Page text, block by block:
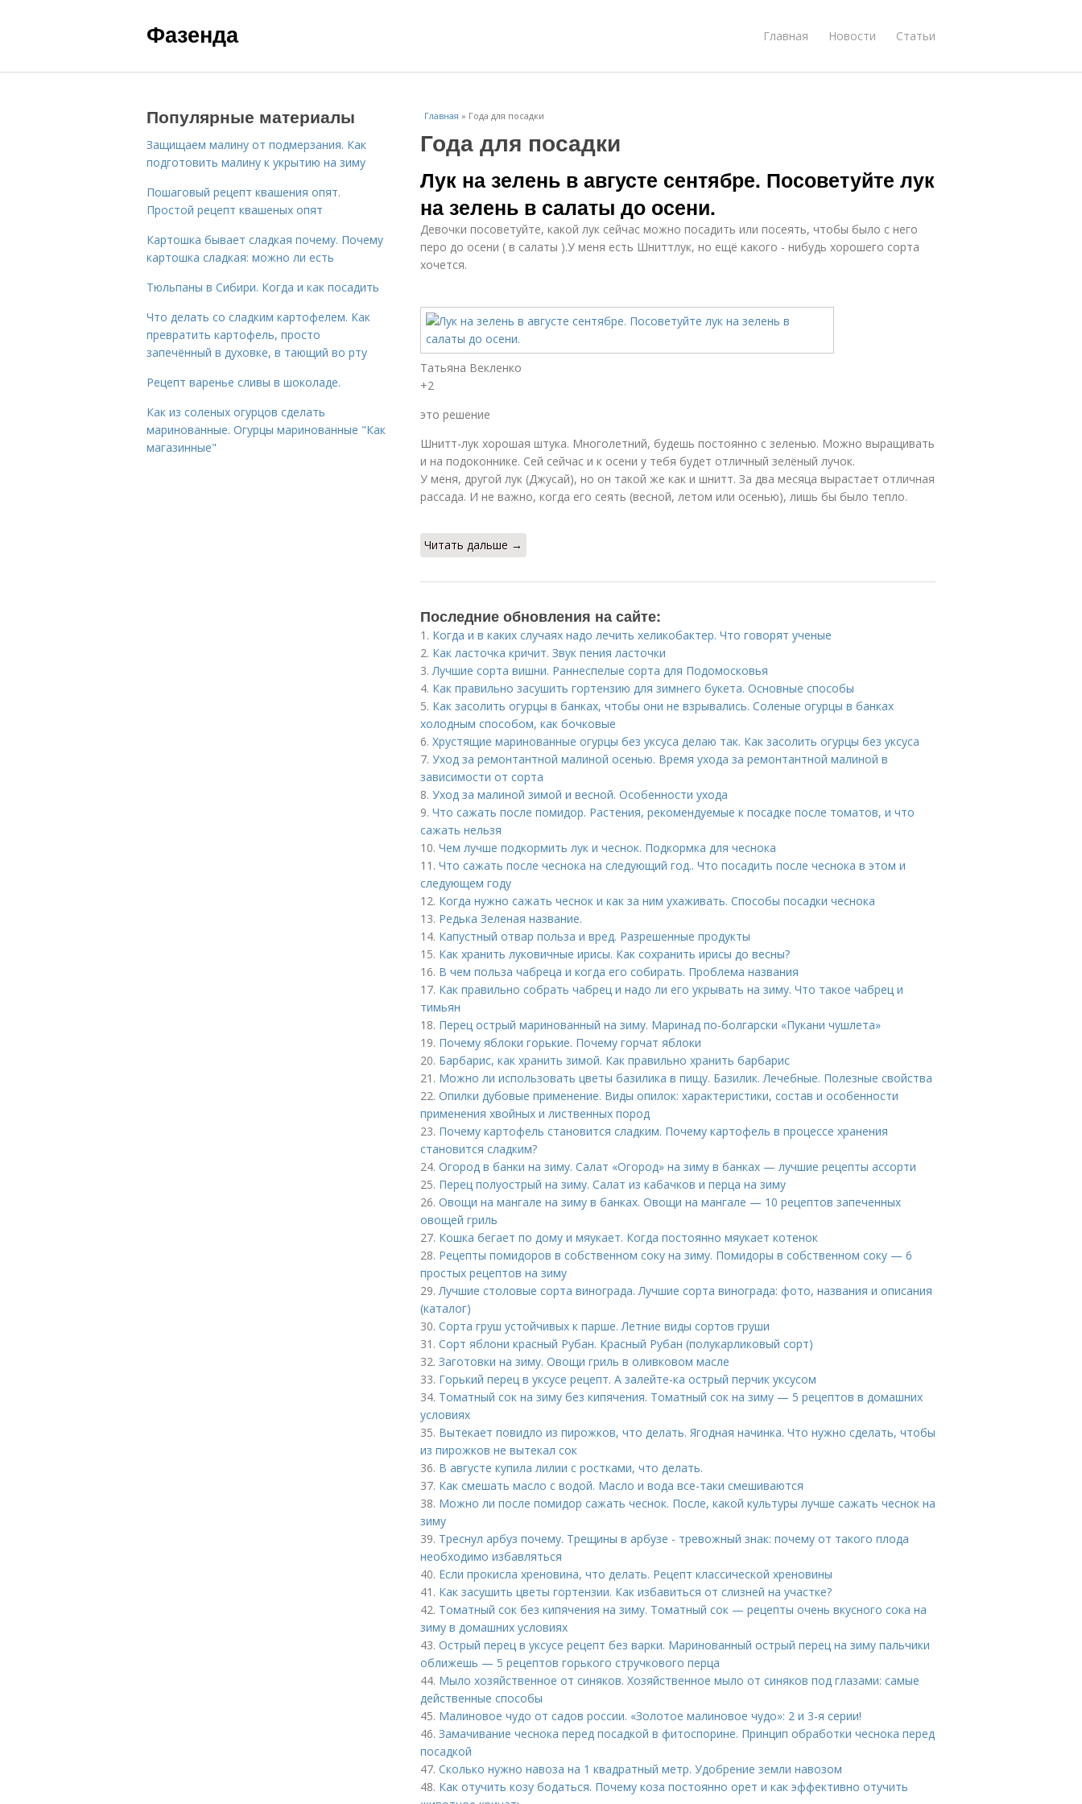
Фазенда Главная Новости Статьи
Главная » Года для посадки
Года для посадки
Лук на зелень в августе сентябре. Посоветуйте лук
на зелень в салаты до осени.
Девочки посоветуйте, какой лук сейчас можно посадить или посеять, чтобы было с него
перо до осени ( в салаты ).У меня есть Шниттлук, но ещё какого - нибудь хорошего сорта
хочется.
Татьяна Векленко
+2
это решение
Шнитт-лук хорошая штука. Многолетний, будешь постоянно с зеленью. Можно выращивать
и на подоконнике. Сей сейчас и к осени у тебя будет отличный зелёный лучок.
У меня, другой лук (Джусай), но он такой же как и шнитт. За два месяца вырастает отличная
рассада. И не важно, когда его сеять (весной, летом или осенью), лишь бы было тепло.
Читать дальше →
Последние обновления на сайте:
1. Когда и в каких случаях надо лечить хеликобактер. Что говорят ученые
2. Как ласточка кричит. Звук пения ласточки
3.Лучшие сорта вишни. Раннеспелые сорта для Подомосковья
4. Как правильно засушить гортензию для зимнего букета. Основные способы
5. Как засолить огурцы в банках, чтобы они не взрывались. Соленые огурцы в банках
холодным способом, как бочковые
6. Хрустящие маринованные огурцы без уксуса делаю так. Как засолить огурцы без уксуса
7. Уход за ремонтантной малиной осенью. Время ухода за ремонтантной малиной в
зависимости от сорта
8. Уход за малиной зимой и весной. Особенности ухода
9. Что сажать после помидор. Растения, рекомендуемые к посадке после томатов, и что
сажать нельзя
10. Чем лучше подкормить лук и чеснок. Подкормка для чеснока
11. Что сажать после чеснока на следующий год.. Что посадить после чеснока в этом и
следующем году
12. Когда нужно сажать чеснок и как за ним ухаживать. Способы посадки чеснока
13. Редька Зеленая название.
14. Капустный отвар польза и вред. Разрешенные продукты
15. Как хранить луковичные ирисы. Как сохранить ирисы до весны?
16. В чем польза чабреца и когда его собирать. Проблема названия
17. Как правильно собрать чабрец и надо ли его укрывать на зиму. Что такое чабрец и
тимьян
18. Перец острый маринованный на зиму. Маринад по-болгарски «Пукани чушлета»
19. Почему яблоки горькие. Почему горчат яблоки
20. Барбарис, как хранить зимой. Как правильно хранить барбарис
21. Можно ли использовать цветы базилика в пищу. Базилик. Лечебные. Полезные свойства
22. Опилки дубовые применение. Виды опилок: характеристики, состав и особенности
применения хвойных и лиственных пород
23. Почему картофель становится сладким. Почему картофель в процессе хранения
становится сладким?
24. Огород в банки на зиму. Салат «Огород» на зиму в банках — лучшие рецепты ассорти
25. Перец полуострый на зиму. Салат из кабачков и перца на зиму
26. Овощи на мангале на зиму в банках. Овощи на мангале — 10 рецептов запеченных
овощей гриль
27. Кошка бегает по дому и мяукает. Когда постоянно мяукает котенок
28. Рецепты помидоров в собственном соку на зиму. Помидоры в собственном соку — 6
простых рецептов на зиму
29.Лучшие столовые сорта винограда. Лучшие сорта винограда: фото, названия и описания
(каталог)
30. Сорта груш устойчивых к парше. Летние виды сортов груши
31. Сорт яблони красный Рубан. Красный Рубан (полукарликовый сорт)
32. Заготовки на зиму. Овощи гриль в оливковом масле
33. Горький перец в уксусе рецепт. А залейте-ка острый перчик уксусом
34. Томатный сок на зиму без кипячения. Томатный сок на зиму — 5 рецептов в домашних
условиях
35. Вытекает повидло из пирожков, что делать. Ягодная начинка. Что нужно сделать, чтобы
из пирожков не вытекал сок
36. В августе купила лилии с ростками, что делать.
37. Как смешать масло с водой. Масло и вода все-таки смешиваются
38. Можно ли после помидор сажать чеснок. После, какой культуры лучше сажать чеснок на
зиму
39. Треснул арбуз почему. Трещины в арбузе - тревожный знак: почему от такого плода
необходимо избавляться
40. Если прокисла хреновина, что делать. Рецепт классической хреновины
41. Как засушить цветы гортензии. Как избавиться от слизней на участке?
42. Томатный сок без кипячения на зиму. Томатный сок — рецепты очень вкусного сока на
зиму в домашних условиях
43. Острый перец в уксусе рецепт без варки. Маринованный острый перец на зиму пальчики
оближешь — 5 рецептов горького стручкового перца
44. Мыло хозяйственное от синяков. Хозяйственное мыло от синяков под глазами: самые
действенные способы
45. Малиновое чудо от садов россии. «Золотое малиновое чудо»: 2 и 3-я серии!
46. Замачивание чеснока перед посадкой в фитоспорине. Принцип обработки чеснока перед
посадкой
47. Сколько нужно навоза на 1 квадратный метр. Удобрение земли навозом
48. Как отучить козу бодаться. Почему коза постоянно орет и как эффективно отучить
Популярные материалы
Защищаем малину от подмерзания. Как
подготовить малину к укрытию на зиму
Пошаговый рецепт квашения опят.
Простой рецепт квашеных опят
Картошка бывает сладкая почему. Почему
картошка сладкая: можно ли есть
Тюльпаны в Сибири. Когда и как посадить
Что делать со сладким картофелем. Как
превратить картофель, просто
запечённый в духовке, в тающий во рту
Рецепт варенье сливы в шоколаде.
Как из соленых огурцов сделать
маринованные. Огурцы маринованные "Как
магазинные"